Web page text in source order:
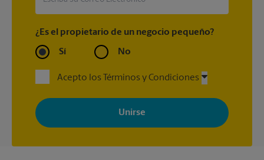
¿Es el propietario de un negocio pequeño?
Sí No
Acepto los Términos y Condiciones
Al registrarse, acepta recibir correos electrónicos de The UPS
Store con noticias, ofertas especiales, promociones y mensajes
adaptados a sus intereses. Puede darse de baja en cualquier
momento. Para más información, consulte nuestra política de